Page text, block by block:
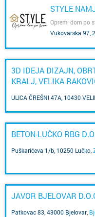
STYLE
Opremi dom po
Vukovarska 97,
3D IDEJA DIZAJN,
KRALJ, VELIKA
ULICA ČREŠNI 47A, 10430
BETON-LUČKO RBG
Puškarićeva 1/b, 10250 Lučko
JAVOR BJELOVAR
Patkovac 83, 43000 Bjelovar